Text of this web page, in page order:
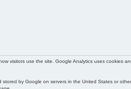
visitors use the site. Google Analytics uses cookies
by Google on servers in the United States or